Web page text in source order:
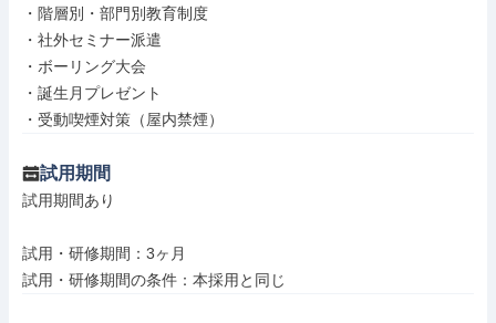
・階層別・部門別教育制度
・社外セミナー派遣
・ボーリング大会
・誕生月プレゼント
・受動喫煙対策（屋内禁煙）
試用期間
試用期間あり
試用・研修期間：3ヶ月